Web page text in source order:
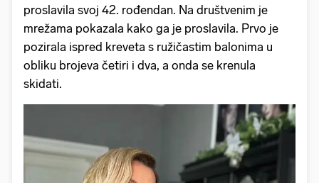
proslavila svoj 42. rođendan. Na društvenim je
mrežama pokazala kako ga je proslavila. Prvo je
pozirala ispred kreveta s ružičastim balonima u
obliku brojeva četiri i dva, a onda se krenula
skidati.